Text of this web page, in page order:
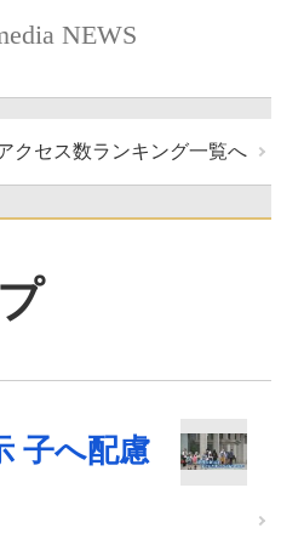
NEWS
クセス数ランキング一覧へ
子へ配慮